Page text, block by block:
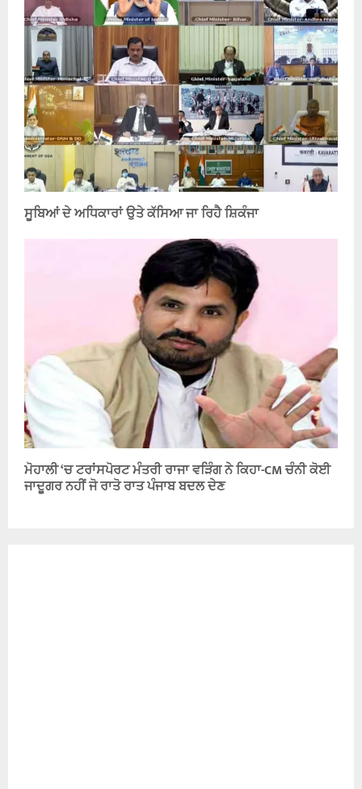
ਸੂਬਿਆਂ ਦੇ ਅਧਿਕਾਰਾਂ ਉਤੇ ਕੱਸਿਆ ਜਾ ਰਿਹੈ ਸ਼ਿਕੰਜਾ
ਮੋਹਾਲੀ ‘ਚ ਟਰਾਂਸਪੋਰਟ ਮੰਤਰੀ ਰਾਜਾ ਵੜਿੰਗ ਨੇ ਕਿਹਾ-CM ਚੰਨੀ ਕੋਈ
ਜਾਦੂਗਰ ਨਹੀਂ ਜੋ ਰਾਤੋ ਰਾਤ ਪੰਜਾਬ ਬਦਲ ਦੇਣ